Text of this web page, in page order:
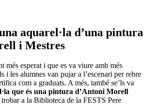
aquarel·la d’una pintura
i Mestres
més esperat i que es va viure amb més
i les alumnes van pujar a l’escenari per rebre
com a graduats. A més, també se’ls va
que és una pintura d’Antoni Morell
trobar a la Biblioteca de la FESTS Pere